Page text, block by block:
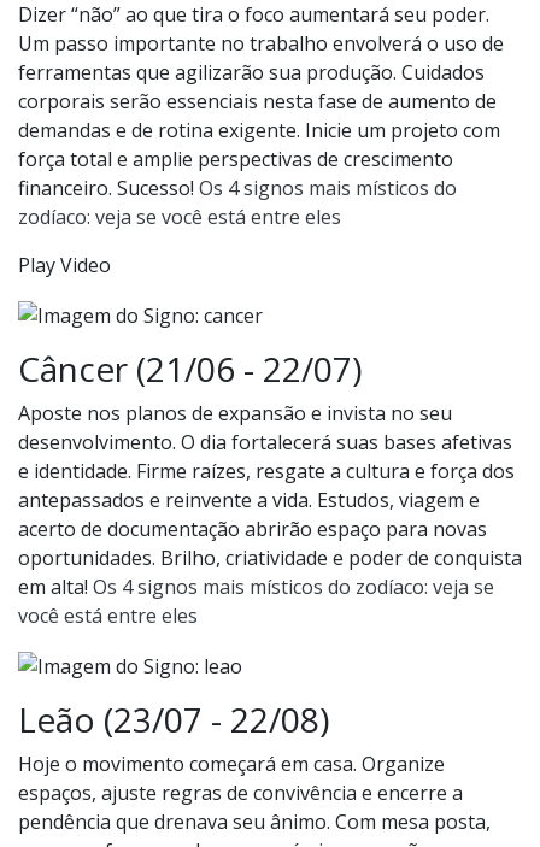
Dizer “não” ao que tira o foco aumentará seu poder.
Um passo importante no trabalho envolverá o uso de
ferramentas que agilizarão sua produção. Cuidados
corporais serão essenciais nesta fase de aumento de
demandas e de rotina exigente. Inicie um projeto com
força total e amplie perspectivas de crescimento
financeiro. Sucesso! Os 4 signos mais místicos do
zodíaco: veja se você está entre eles
Play Video
Câncer (21/06 - 22/07)
Aposte nos planos de expansão e invista no seu
desenvolvimento. O dia fortalecerá suas bases afetivas
e identidade. Firme raízes, resgate a cultura e força dos
antepassados e reinvente a vida. Estudos, viagem e
acerto de documentação abrirão espaço para novas
oportunidades. Brilho, criatividade e poder de conquista
em alta! Os 4 signos mais místicos do zodíaco: veja se
você está entre eles
Leão (23/07 - 22/08)
Hoje o movimento começará em casa. Organize
espaços, ajuste regras de convivência e encerre a
pendência que drenava seu ânimo. Com mesa posta,